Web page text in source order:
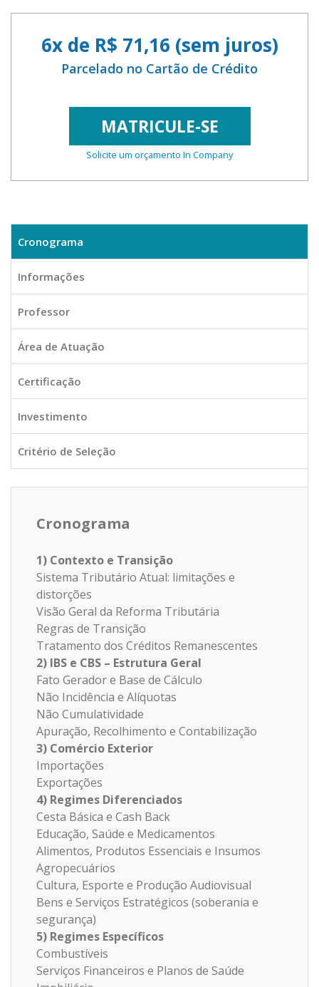
6x de R$ 71,16 (sem juros)
Parcelado no Cartão de Crédito
MATRICULE-SE
Solicite um orçamento In Company
Cronograma
Informações
Professor
Área de Atuação
Certificação
Investimento
Critério de Seleção
Cronograma
1) Contexto e Transição
Sistema Tributário Atual: limitações e
distorções
Visão Geral da Reforma Tributária
Regras de Transição
Tratamento dos Créditos Remanescentes
2) IBS e CBS – Estrutura Geral
Fato Gerador e Base de Cálculo
Não Incidência e Alíquotas
Não Cumulatividade
Apuração, Recolhimento e Contabilização
3) Comércio Exterior
Importações
Exportações
4) Regimes Diferenciados
Cesta Básica e Cash Back
Educação, Saúde e Medicamentos
Alimentos, Produtos Essenciais e Insumos
Agropecuários
Cultura, Esporte e Produção Audiovisual
Bens e Serviços Estratégicos (soberania e
segurança)
5) Regimes Específicos
Combustíveis
Serviços Financeiros e Planos de Saúde